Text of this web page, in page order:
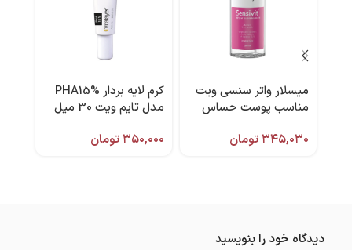
میسلار واتر سنسی ویت
مناسب پوست حساس
۳۴۵,۰۳۰تومان
کرم لایه بردار PHA15%
مدل تایم ویت 30 میل
۳۵۰,۰۰۰تومان
دیدگاه خود را بنویسید